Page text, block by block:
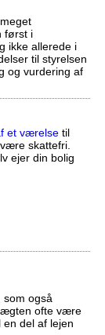
først i
ikke allerede i
til styrelsen
og vurdering af
et værelsetil
skattefri.
ejer din bolig
som også
ofte være
del af lejen